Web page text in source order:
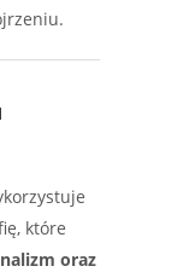
które
oraz